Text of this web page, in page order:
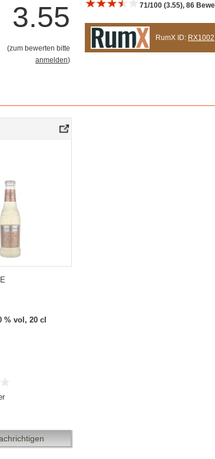
3.55
(zum bewerten bitte
anmelden)
71/100 (3.55), 86
RumX ID: RX1002
% vol, 20 cl